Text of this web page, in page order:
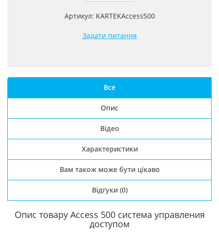
Артикул: KARTEKAccess500
Задати питання
Все
Опис
Відео
Характеристики
Вам також може бути цікаво
Відгуки (0)
Опис товару Access 500 система управления
доступом